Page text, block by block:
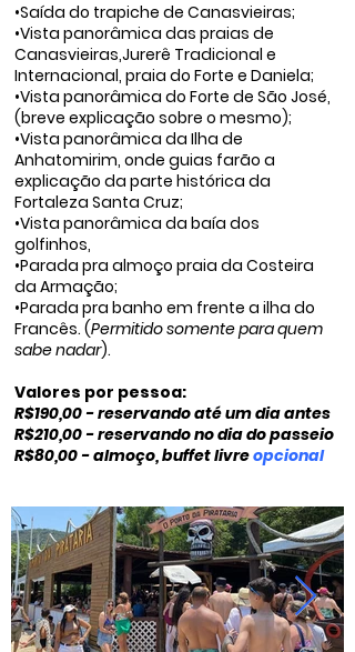
•Saída do trapiche de Canasvieiras;
•Vista panorâmica das praias de
Canasvieiras,Jurerê Tradicional e
Internacional, praia do Forte e Daniela;
•Vista panorâmica do Forte de São José,
(breve explicação sobre o mesmo);
•Vista panorâmica da Ilha de
Anhatomirim, onde guias farão a
explicação da parte histórica da
Fortaleza Santa Cruz;
•Vista panorâmica da baía dos
golfinhos,
•Parada pra almoço praia da Costeira
da Armação;
•Parada pra banho em frente a ilha do
Francês. (Permitido somente para quem
sabe nadar).
Valores por pessoa:
R$190,00 - reservando até um dia antes
R$210,00 - reservando no dia do passeio
R$80,00 - almoço, buffet livreopcional